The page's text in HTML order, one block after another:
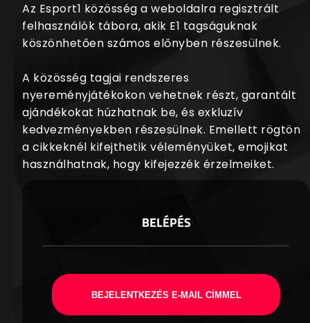
Az Esport1 közösség a weboldalra regisztrált
felhasználók tábora, akik E1 tagságuknak
köszönhetően számos előnyben részesülnek.
A közösség tagjai rendszeres
nyereményjátékokon vehetnek részt, garantált
ajándékokat húzhatnak be, és exkluzív
kedvezményekben részesülnek. Emellett rögtön
a cikkeknél kifejthetik véleményüket, emojikat
használhatnak, hogy kifejezzék érzelmeiket.
BELÉPÉS
BEJELENTKEZÉS E-MAIL CÍMMEL